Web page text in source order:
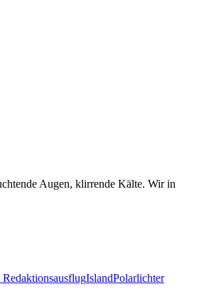
Augen, klirrende Kälte. Wir in
RedaktionsausflugIslandPolarlichter